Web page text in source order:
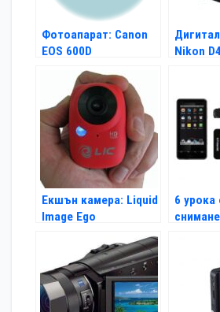
Фотоапарат: Canon
EOS 600D
Nikon D4
Екшън камера: Liquid
Image Ego
6 урока